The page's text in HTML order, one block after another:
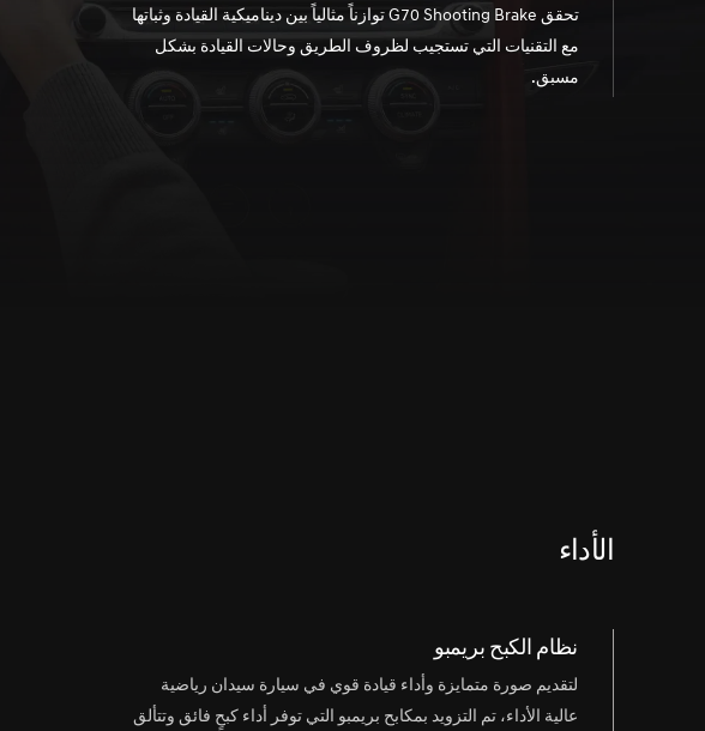
تحقق G70 Shooting Brake توازناً مثالياً بين ديناميكية القيادة وثباتها
مع التقنيات التي تستجيب لظروف الطريق وحالات القيادة بشكل
مسبق.
الأداء
نظام الكبح بريمبو
اضغط
للتصغير
لتقديم صورة متمايزة وأداء قيادة قوي في سيارة سيدان رياضية
عالية الأداء، تم التزويد بمكابح بريمبو التي توفر أداء كبحٍ فائق وتتألق